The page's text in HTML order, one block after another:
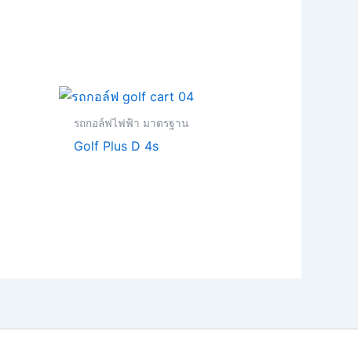
รถกอล์ฟไฟฟ้า มาตรฐาน
Golf Plus D 4s